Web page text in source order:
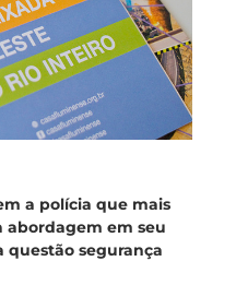
a polícia que mais
abordagem em seu
questão segurança